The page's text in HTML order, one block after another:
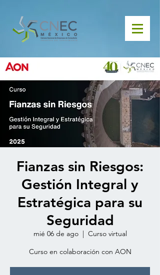
Fianzas sin Riesgos:
Gestión Integral y
Estratégica para su
Seguridad
mié 06 de ago
  |
Curso virtual
Curso en colaboración con AON